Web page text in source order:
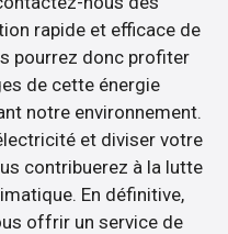
rapide et efficace de
pourrez donc profiter
de cette énergie
notre environnement.
et diviser votre
contribuerez à la lutte
En définitive,
offrir un service de